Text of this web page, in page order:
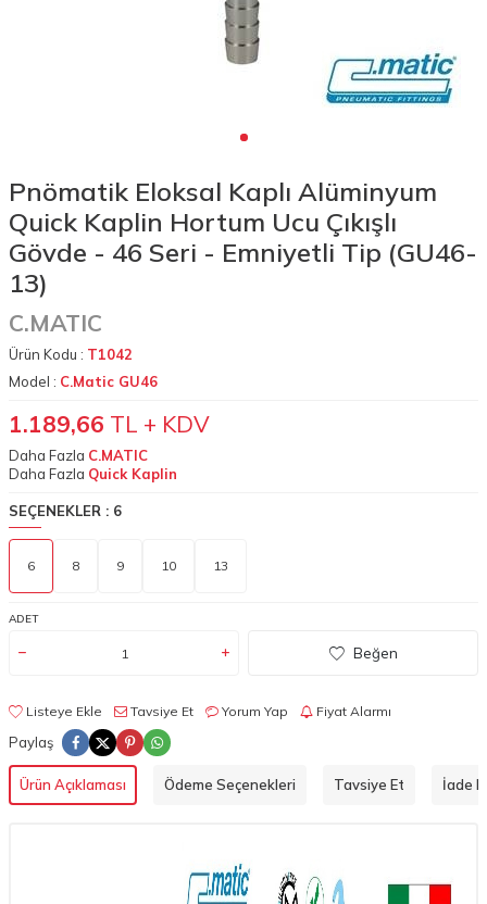
Pnömatik Eloksal Kaplı Alüminyum
Quick Kaplin Hortum Ucu Çıkışlı
Gövde - 46 Seri - Emniyetli Tip (GU46-
13)
C.MATIC
Ürün Kodu : T1042
Model : C.Matic GU46
1.189,66 TL + KDV
Daha Fazla C.MATIC
Daha Fazla Quick Kaplin
SEÇENEKLER : 6
6 8 9 10 13
ADET
Beğen
Listeye Ekle Tavsiye Et Yorum Yap Fiyat Alarmı
Paylaş
Ürün Açıklaması Ödeme Seçenekleri Tavsiye Et İade